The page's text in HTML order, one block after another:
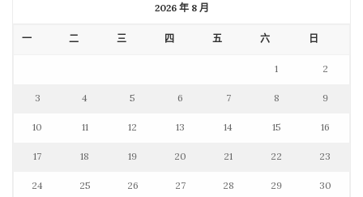
2026 年 8 月
一 二 三 四 五 六 日
1 2
3 4 5 6 7 8 9
10 11 12 13 14 15 16
17 18 19 20 21 22 23
24 25 26 27 28 29 30